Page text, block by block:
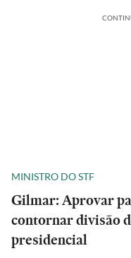
MINISTRO DO STF
Gilmar: Aprovar
contornar divisão
presidencial